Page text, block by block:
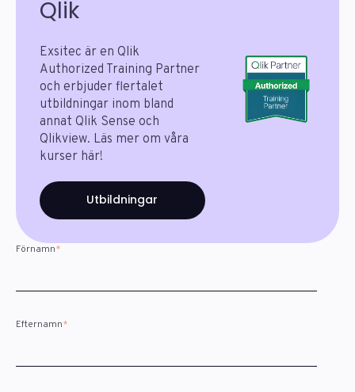
Qlik
Exsitec är en Qlik
Authorized Training Partner
och erbjuder flertalet
utbildningar inom bland
annat Qlik Sense och
Qlikview. Läs mer om våra
kurser här!
Utbildningar
Förnamn*
Efternamn*